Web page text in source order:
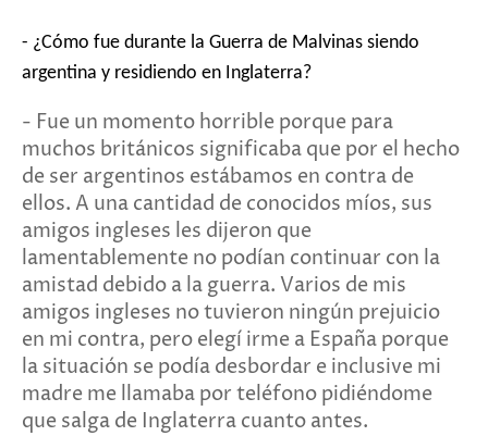
- ¿Cómo fue durante la Guerra de Malvinas siendo
argentina y residiendo en Inglaterra?
- Fue un momento horrible porque para
muchos británicos significaba que por el hecho
de ser argentinos estábamos en contra de
ellos. A una cantidad de conocidos míos, sus
amigos ingleses les dijeron que
lamentablemente no podían continuar con la
amistad debido a la guerra. Varios de mis
amigos ingleses no tuvieron ningún prejuicio
en mi contra, pero elegí irme a España porque
la situación se podía desbordar e inclusive mi
madre me llamaba por teléfono pidiéndome
que salga de Inglaterra cuanto antes.